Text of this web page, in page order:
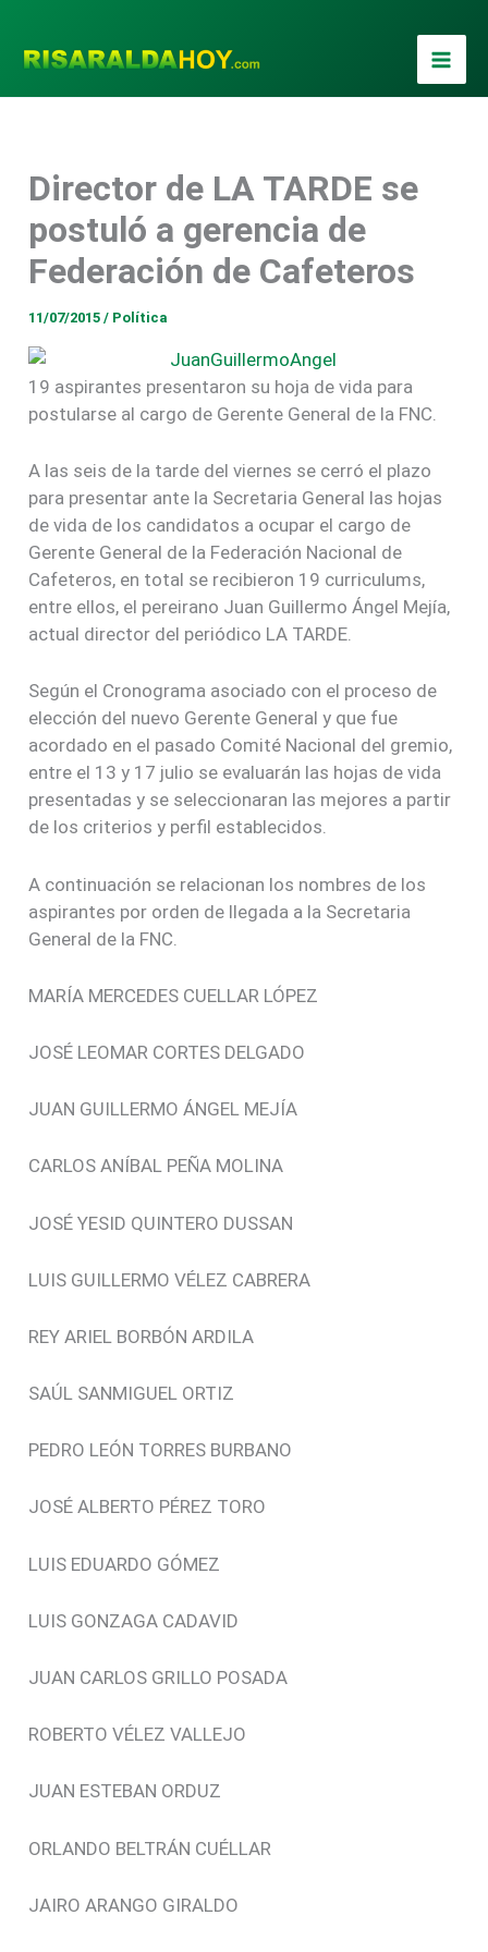
contenido
Director de LA TARDE se
postuló a gerencia de
Federación de Cafeteros
11/07/2015/ Política
19 aspirantes presentaron su hoja de vida para
postularse al cargo de Gerente General de la FNC.
A las seis de la tarde del viernes se cerró el plazo
para presentar ante la Secretaria General las hojas
de vida de los candidatos a ocupar el cargo de
Gerente General de la Federación Nacional de
Cafeteros, en total se recibieron 19 curriculums,
entre ellos, el pereirano Juan Guillermo Ángel Mejía,
actual director del periódico LA TARDE.
Según el Cronograma asociado con el proceso de
elección del nuevo Gerente General y que fue
acordado en el pasado Comité Nacional del gremio,
entre el 13 y 17 julio se evaluarán las hojas de vida
presentadas y se seleccionaran las mejores a partir
de los criterios y perfil establecidos.
A continuación se relacionan los nombres de los
aspirantes por orden de llegada a la Secretaria
General de la FNC.
MARÍA MERCEDES CUELLAR LÓPEZ
JOSÉ LEOMAR CORTES DELGADO
JUAN GUILLERMO ÁNGEL MEJÍA
CARLOS ANÍBAL PEÑA MOLINA
JOSÉ YESID QUINTERO DUSSAN
LUIS GUILLERMO VÉLEZ CABRERA
REY ARIEL BORBÓN ARDILA
SAÚL SANMIGUEL ORTIZ
PEDRO LEÓN TORRES BURBANO
JOSÉ ALBERTO PÉREZ TORO
LUIS EDUARDO GÓMEZ
LUIS GONZAGA CADAVID
JUAN CARLOS GRILLO POSADA
ROBERTO VÉLEZ VALLEJO
JUAN ESTEBAN ORDUZ
ORLANDO BELTRÁN CUÉLLAR
JAIRO ARANGO GIRALDO